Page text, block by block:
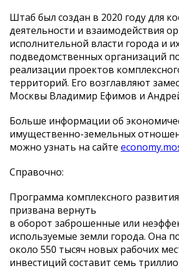
Штаб был создан в 2020 году для
деятельности и взаимодействия
исполнительной власти города и
подведомственных организаций
реализации проектов
территорий. Его возглавляют
Москвы Владимир Ефимов и
Больше информации об
имущественно-земельных
можно узнать на сайте
Справочно:
Программа комплексного
призвана вернуть
в оборот заброшенные или
используемые земли города. Она
около 550 тысяч новых рабочих
инвестиций составит семь